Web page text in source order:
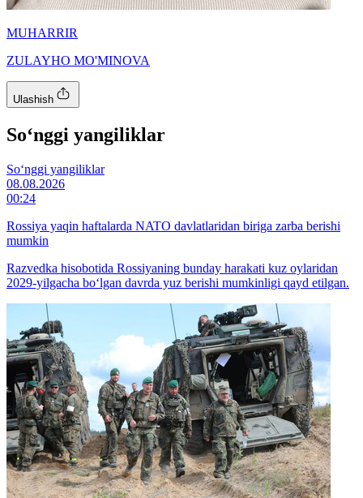
MUHARRIR
ZULAYHO MO'MINOVA
Ulashish
So‘nggi yangiliklar
So‘nggi yangiliklar
08.08.2026
00:24
Rossiya yaqin haftalarda NATO davlatlaridan biriga zarba berishi
mumkin
Razvedka hisobotida Rossiyaning bunday harakati kuz oylaridan
2029-yilgacha bo‘lgan davrda yuz berishi mumkinligi qayd etilgan.